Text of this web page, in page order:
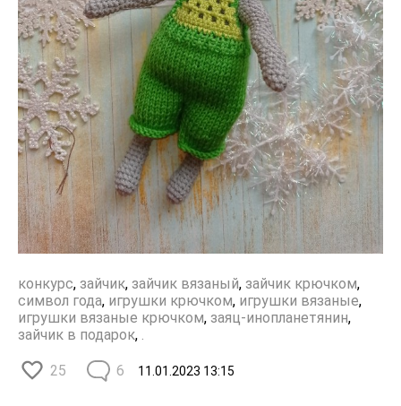
конкурс, зайчик, зайчик вязаный, зайчик крючком,
символ года, игрушки крючком, игрушки вязаные,
игрушки вязаные крючком, заяц-инопланетянин,
зайчик в подарок, .
25 11.01.2023 13:15
6